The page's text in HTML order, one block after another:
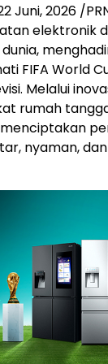
Juni, 2026 /
elektronik
FIFA World
Melalui
rumah
nyaman,